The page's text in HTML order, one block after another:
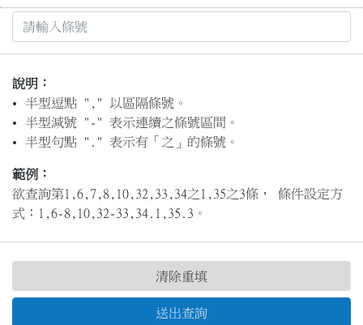
說明：
半型逗點 "," 以區隔條號。
半型減號 "-" 表示連續之條號區間。
半型句點 "." 表示有「之」的條號。
範例：
欲查詢第1,6,7,8,10,32,33,34之1,35之3條， 條件設定方
式：1,6-8,10,32-33,34.1,35.3。
送出查詢
清除重填